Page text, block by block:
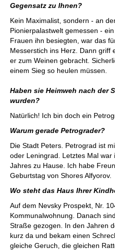
Gegensatz zu Ihnen?
Kein Maximalist, sondern - an
Pionierpalastwelt gemessen -
Frauen ihn besiegten, war das
Messerstich ins Herz. Dann griff
er zum Weinen gebracht.
einem Sieg so heulen müssen.
Haben sie Heimweh nach der
wurden?
Natürlich! Ich bin doch ein
Warum gerade Petrograder?
Die Stadt Peters. Petrograd ist
oder Leningrad. Letztes Mal
Jahres zu Hause. Ich habe
Geburtstag von Shores Alfyorov.
Wo steht das Haus Ihrer
Auf dem Nevsky Prospekt, Nr.
Kommunalwohnung. Danach
Straße gezogen. In den Jahren
kurz da und bekam einen
gleiche Geruch, die gleichen